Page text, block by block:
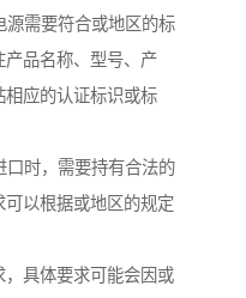
源需要符合或地区的标
品名称、型号、产
应的认证标识或标
口时，需要持有合法的
以根据或地区的规定
具体要求可能会因或